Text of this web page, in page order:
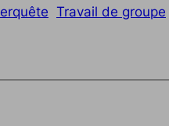
Travail de groupe